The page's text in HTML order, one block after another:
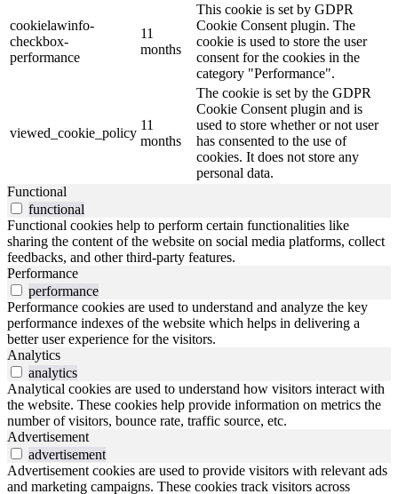
cookielawinfo-
checkbox-
performance
11
months
This cookie is set by GDPR
Cookie Consent plugin. The
cookie is used to store the user
consent for the cookies in the
category "Performance".
viewed_cookie_policy
11
months
The cookie is set by the GDPR
Cookie Consent plugin and is
used to store whether or not user
has consented to the use of
cookies. It does not store any
personal data.
Functional
functional
Functional cookies help to perform certain functionalities like
sharing the content of the website on social media platforms, collect
feedbacks, and other third-party features.
Performance
performance
Performance cookies are used to understand and analyze the key
performance indexes of the website which helps in delivering a
better user experience for the visitors.
Analytics
analytics
Analytical cookies are used to understand how visitors interact with
the website. These cookies help provide information on metrics the
number of visitors, bounce rate, traffic source, etc.
Advertisement
advertisement
Advertisement cookies are used to provide visitors with relevant ads
and marketing campaigns. These cookies track visitors across